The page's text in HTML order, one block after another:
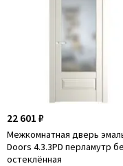
22 601 ₽
Межкомнатная дверь
Doors 4.3.3PD перламутр
остеклённая